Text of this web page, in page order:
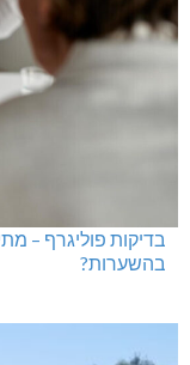
בדיקות פוליגרף –
בהשערות?